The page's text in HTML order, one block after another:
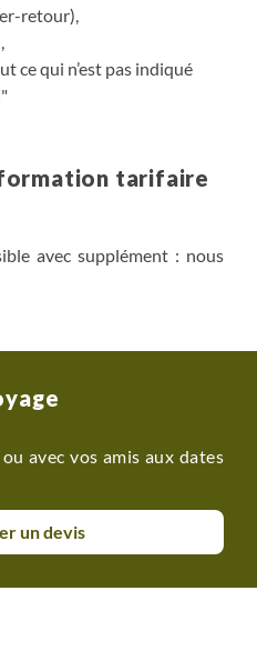
retour),
ce qui n’est pas indiqué
tarifaire
avec supplément : nous
avec vos amis aux dates
un devis